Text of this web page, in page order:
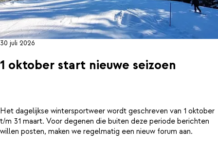
30 juli 2026
1 oktober start nieuwe seizoen
Het dagelijkse wintersportweer wordt geschreven van 1 oktober
t/m 31 maart. Voor degenen die buiten deze periode berichten
willen posten, maken we regelmatig een nieuw forum aan.